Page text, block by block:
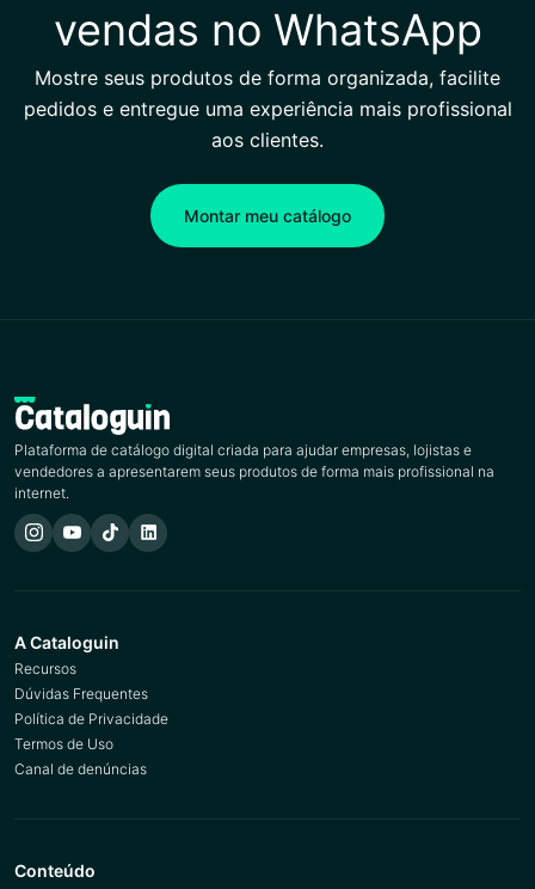
vendas no WhatsApp
Mostre seus produtos de forma organizada, facilite
pedidos e entregue uma experiência mais profissional
aos clientes.
Montar meu catálogo
Plataforma de catálogo digital criada para ajudar empresas, lojistas e
vendedores a apresentarem seus produtos de forma mais profissional na
internet.
A Cataloguin
Recursos
Dúvidas Frequentes
Política de Privacidade
Termos de Uso
Canal de denúncias
Conteúdo